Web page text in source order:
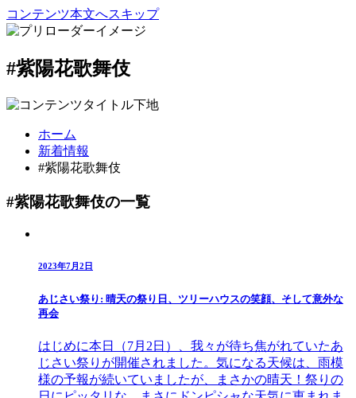
コンテンツ本文へスキップ
#紫陽花歌舞伎
ホーム
新着情報
#紫陽花歌舞伎
#紫陽花歌舞伎の一覧
2023年7月2日
あじさい祭り: 晴天の祭り日、ツリーハウスの笑顔、そして意外な
再会
はじめに本日（7月2日）、我々が待ち焦がれていたあ
じさい祭りが開催されました。気になる天候は、雨模
様の予報が続いていましたが、まさかの晴天！祭りの